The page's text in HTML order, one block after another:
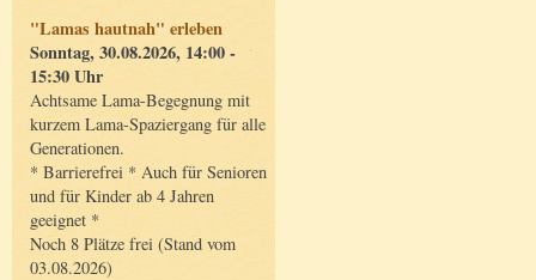
"Lamas hautnah" erleben
Sonntag, 30.08.2026, 14:00 -
15:30 Uhr
Achtsame Lama-Begegnung mit
kurzem Lama-Spaziergang für alle
Generationen.
* Barrierefrei * Auch für Senioren
und für Kinder ab 4 Jahren
geeignet *
Noch 8 Plätze frei (Stand vom
03.08.2026)